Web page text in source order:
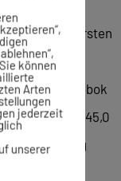
geschickt
Lauf den ersten
Noam Chrobok
Platz in 1:00:45,0
Jahrgang
können
Arten
jederzeit
unserer